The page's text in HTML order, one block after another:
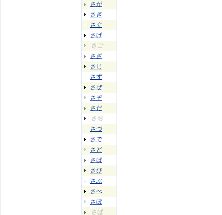
さが
さぎ
さぐ
さげ
さご
さざ
さじ
さず
さぜ
さぞ
さだ
さぢ
さづ
さで
さど
さば
さび
さぶ
さべ
さぼ
さぱ